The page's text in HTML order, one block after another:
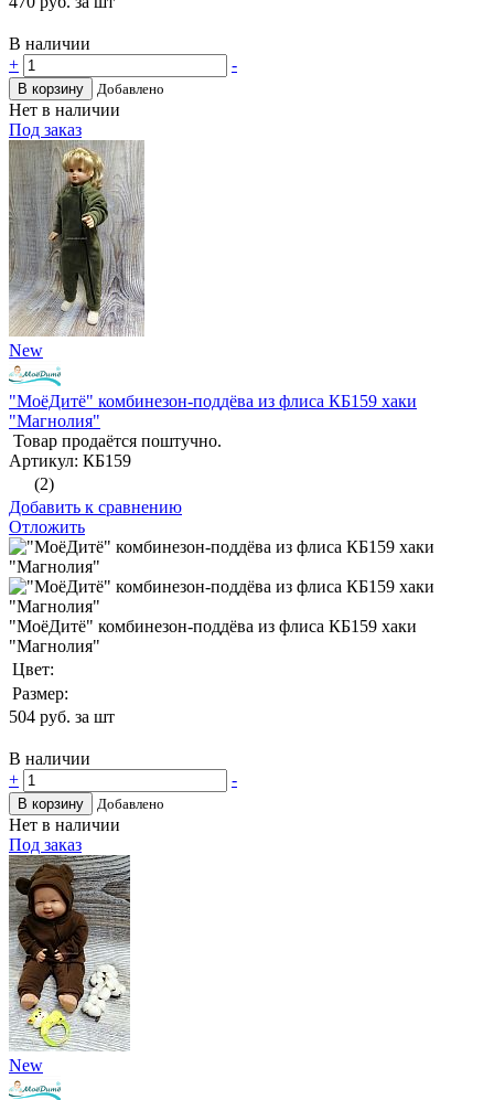
В наличии
+
-
В корзину Добавлено
Нет в наличии
Под заказ
New
"МоёДитё" комбинезон-поддёва из флиса КБ159 хаки
"Магнолия"
Товар продаётся поштучно.
Артикул: КБ159
(2)
Добавить к сравнению
Отложить
"МоёДитё" комбинезон-поддёва из флиса КБ159 хаки
"Магнолия"
Цвет:
Размер:
504 руб. за шт
В наличии
+
-
В корзину Добавлено
Нет в наличии
Под заказ
New